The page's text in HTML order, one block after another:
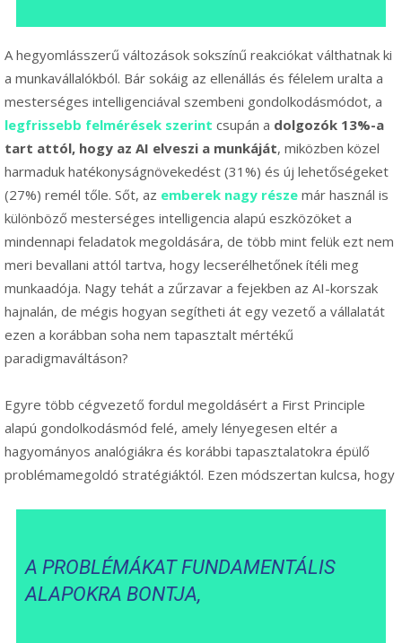
A hegyomlásszerű változások sokszínű reakciókat válthatnak ki
a munkavállalókból. Bár sokáig az ellenállás és félelem uralta a
mesterséges intelligenciával szembeni gondolkodásmódot, a
legfrissebb felmérések szerint csupán a dolgozók 13%-a
tart attól, hogy az AI elveszi a munkáját, miközben közel
harmaduk hatékonyságnövekedést (31%) és új lehetőségeket
(27%) remél tőle. Sőt, az emberek nagy része már használ is
különböző mesterséges intelligencia alapú eszközöket a
mindennapi feladatok megoldására, de több mint felük ezt nem
meri bevallani attól tartva, hogy lecserélhetőnek ítéli meg
munkaadója. Nagy tehát a zűrzavar a fejekben az AI-korszak
hajnalán, de mégis hogyan segítheti át egy vezető a vállalatát
ezen a korábban soha nem tapasztalt mértékű
paradigmaváltáson?
Egyre több cégvezető fordul megoldásért a First Principle
alapú gondolkodásmód felé, amely lényegesen eltér a
hagyományos analógiákra és korábbi tapasztalatokra épülő
problémamegoldó stratégiáktól. Ezen módszertan kulcsa, hogy
A PROBLÉMÁKAT FUNDAMENTÁLIS
ALAPOKRA BONTJA,